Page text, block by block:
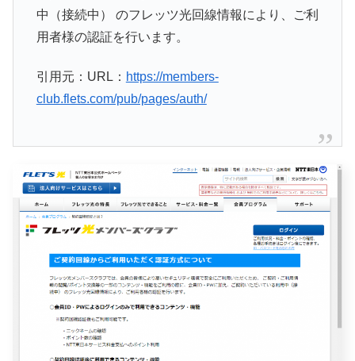
中（接続中） のフレッツ光回線情報により、ご利
用者様の認証を行います。
引用元：URL： https://members-
club.flets.com/pub/pages/auth/